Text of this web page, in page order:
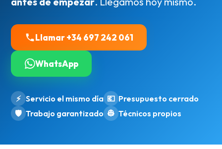
Llamar +34 697 242 061
WhatsApp
⚡ Servicio el mismo día 💶 Presupuesto cerrado
🛡️ Trabajo garantizado 👷 Técnicos propios